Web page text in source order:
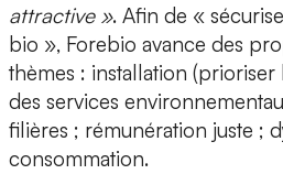
attractive ». Afin de «
bio », Forebio avance des
thèmes : installation
des services
filières ; rémunération juste ;
consommation.